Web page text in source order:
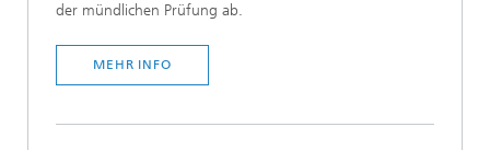
der mündlichen Prüfung ab.
MEHR INFO